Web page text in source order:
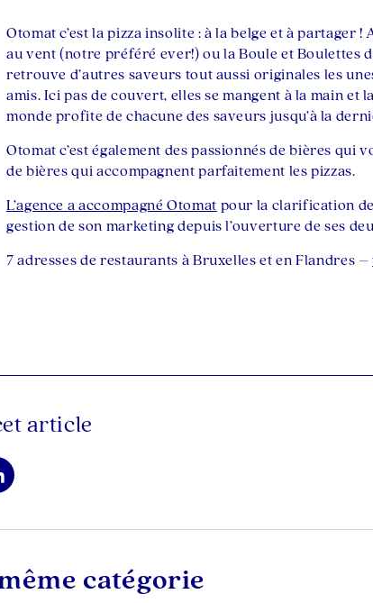
Otomat c’est la pizza insolite : à la belge et à partager
au vent (notre préféré ever!) ou la Boule et Boulettes
retrouve d’autres saveurs tout aussi originales les
amis. Ici pas de couvert, elles se mangent à la main
monde profite de chacune des saveurs jusqu’à la
Otomat c’est également des passionnés de bières
de bières qui accompagnent parfaitement les pizzas.
L’agence a accompagné Otomat pour la clarification de
gestion de son marketing depuis l’ouverture de ses
7 adresses de restaurants à Bruxelles et en Flandres –
article
catégorie